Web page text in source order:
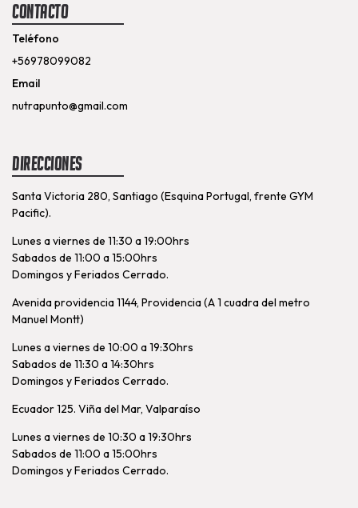
Contacto
Teléfono
+56978099082
Email
nutrapunto@gmail.com
Direcciones
Santa Victoria 280, Santiago (Esquina Portugal, frente GYM
Pacific).
Lunes a viernes de 11:30 a 19:00hrs
Sabados de 11:00 a 15:00hrs
Domingos y Feriados Cerrado.
Avenida providencia 1144, Providencia (A 1 cuadra del metro
Manuel Montt)
Lunes a viernes de 10:00 a 19:30hrs
Sabados de 11:30 a 14:30hrs
Domingos y Feriados Cerrado.
Ecuador 125. Viña del Mar, Valparaíso
Lunes a viernes de 10:30 a 19:30hrs
Sabados de 11:00 a 15:00hrs
Domingos y Feriados Cerrado.